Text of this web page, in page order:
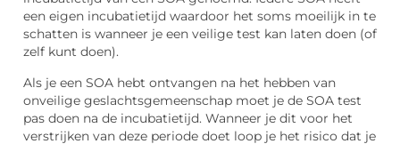
een eigen incubatietijd waardoor het soms moeilijk in te
schatten is wanneer je een veilige test kan laten doen (of
zelf kunt doen).
Als je een SOA hebt ontvangen na het hebben van
onveilige geslachtsgemeenschap moet je de SOA test
pas doen na de incubatietijd. Wanneer je dit voor het
verstrijken van deze periode doet loop je het risico dat je